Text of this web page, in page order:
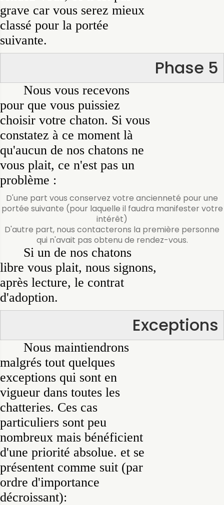
grave car vous serez mieux
classé pour la portée
suivante.
Phase 5
Nous vous recevons
pour que vous puissiez
choisir votre chaton. Si vous
constatez à ce moment là
qu'aucun de nos chatons ne
vous plait, ce n'est pas un
problème :
D'une part vous conservez votre ancienneté pour une
portée suivante (pour laquelle il faudra manifester votre
intérêt)
D'autre part, nous contacterons la première personne
qui n'avait pas obtenu de rendez-vous.
Si un de nos chatons
libre vous plait, nous signons,
après lecture, le contrat
d'adoption.
Exceptions
Nous maintiendrons
malgrés tout quelques
exceptions qui sont en
vigueur dans toutes les
chatteries. Ces cas
particuliers sont peu
nombreux mais bénéficient
d'une priorité absolue. et se
présentent comme suit (par
ordre d'importance
décroissant):